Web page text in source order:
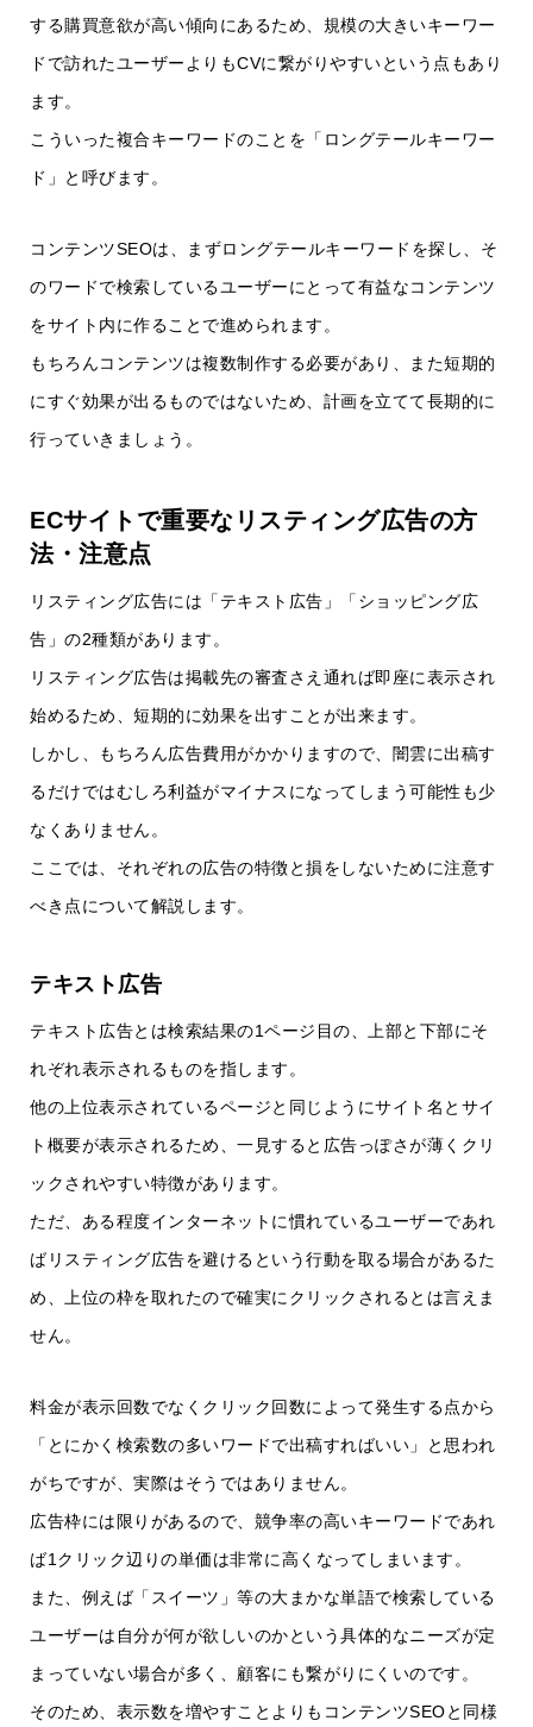
する購買意欲が高い傾向にあるため、規模の大きいキーワー
ドで訪れたユーザーよりもCVに繋がりやすいという点もあり
ます。
こういった複合キーワードのことを「ロングテールキーワー
ド」と呼びます。
コンテンツSEOは、まずロングテールキーワードを探し、そ
のワードで検索しているユーザーにとって有益なコンテンツ
をサイト内に作ることで進められます。
もちろんコンテンツは複数制作する必要があり、また短期的
にすぐ効果が出るものではないため、計画を立てて長期的に
行っていきましょう。
ECサイトで重要なリスティング広告の方
法・注意点
リスティング広告には「テキスト広告」「ショッピング広
告」の2種類があります。
リスティング広告は掲載先の審査さえ通れば即座に表示され
始めるため、短期的に効果を出すことが出来ます。
しかし、もちろん広告費用がかかりますので、闇雲に出稿す
るだけではむしろ利益がマイナスになってしまう可能性も少
なくありません。
ここでは、それぞれの広告の特徴と損をしないために注意す
べき点について解説します。
テキスト広告
テキスト広告とは検索結果の1ページ目の、上部と下部にそ
れぞれ表示されるものを指します。
他の上位表示されているページと同じようにサイト名とサイ
ト概要が表示されるため、一見すると広告っぽさが薄くクリ
ックされやすい特徴があります。
ただ、ある程度インターネットに慣れているユーザーであれ
ばリスティング広告を避けるという行動を取る場合があるた
め、上位の枠を取れたので確実にクリックされるとは言えま
せん。
料金が表示回数でなくクリック回数によって発生する点から
「とにかく検索数の多いワードで出稿すればいい」と思われ
がちですが、実際はそうではありません。
広告枠には限りがあるので、競争率の高いキーワードであれ
ば1クリック辺りの単価は非常に高くなってしまいます。
また、例えば「スイーツ」等の大まかな単語で検索している
ユーザーは自分が何が欲しいのかという具体的なニーズが定
まっていない場合が多く、顧客にも繋がりにくいのです。
そのため、表示数を増やすことよりもコンテンツSEOと同様